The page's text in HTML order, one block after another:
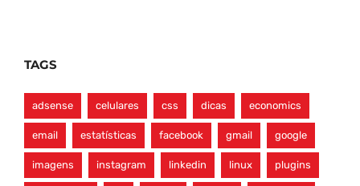
TAGS
adsense celulares css dicas economics
email estatísticas facebook gmail google
imagens instagram linkedin linux plugins